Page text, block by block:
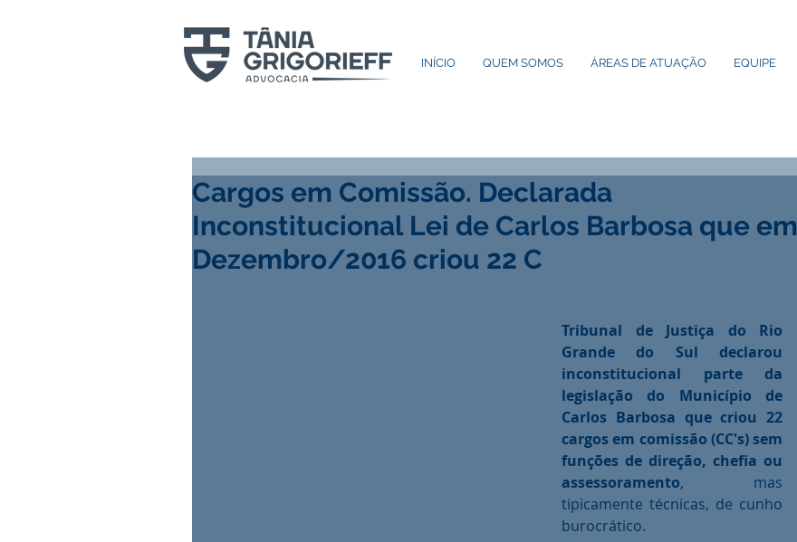
INÍCIO QUEM SOMOS ÁREAS DE ATUAÇÃO EQUIPE
Cargos em Comissão. Declarada
Inconstitucional Lei de Carlos Barbosa que em
Dezembro/2016 criou 22 C
Tribunal de Justiça do Rio
Grande do Sul declarou
inconstitucional parte da
legislação do Município de
Carlos Barbosa que criou 22
cargos em comissão (CC's) sem
funções de direção, chefia ou
assessoramento, mas
tipicamente técnicas, de cunho
burocrático.